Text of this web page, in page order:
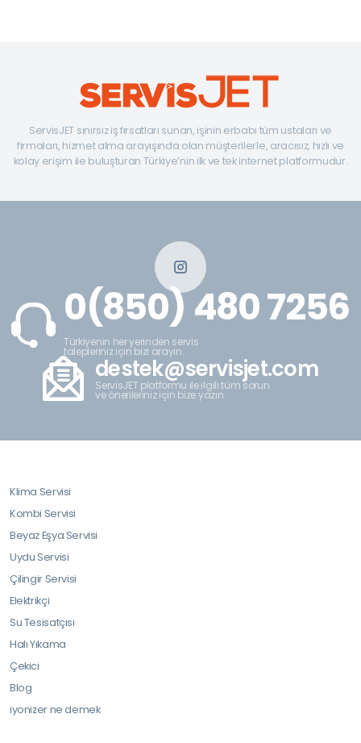
ServisJET sınırsız iş fırsatları sunan, işinin erbabı tüm ustaları ve
firmaları, hizmet alma arayışında olan müşterilerle, aracısız, hızlı ve
kolay erişim ile buluşturan Türkiye’nin ilk ve tek internet platformudur.
0(850) 480 7256
Türkiyenin her yerinden servis
talepleriniz için bizi arayın.
destek@servisjet.com
ServisJET platformu ile ilgili tüm sorun
ve önerileriniz için bize yazın.
Klima Servisi
Kombi Servisi
Beyaz Eşya Servisi
Uydu Servisi
Çilingir Servisi
Elektrikçi
Su Tesisatçısı
Halı Yıkama
Çekici
Blog
iyonizer ne demek